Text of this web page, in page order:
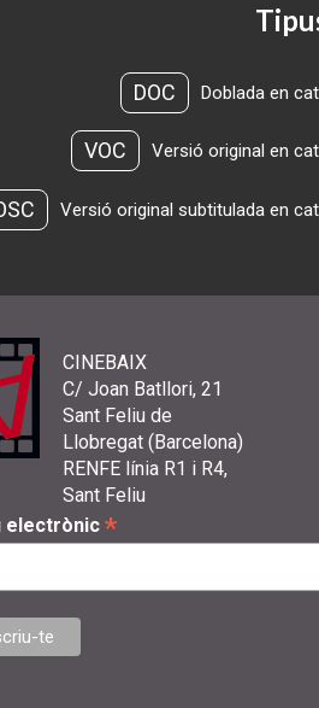
DOC Doblada en
VOC Versió original en
Versió original subtitulada en
CINEBAIX
C/ Joan Batllori, 21
Sant Feliu de
Llobregat (Barcelona)
RENFE línia R1 i R4,
Sant Feliu
electrònic *